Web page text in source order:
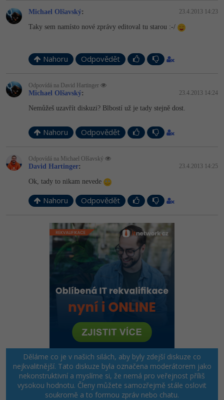
Michael Olšavský: 23.4.2013 14:23
Taky sem namísto nové zprávy editoval tu starou :-/
Nahoru Odpovědět
Odpovídá na David Hartinger
Michael Olšavský: 23.4.2013 14:24
Nemůžeš uzavřít diskuzi? Blbostí už je tady stejně dost.
Nahoru Odpovědět
Odpovídá na Michael Olšavský
David Hartinger: 23.4.2013 14:25
Ok, tady to nikam nevede
Nahoru Odpovědět
Děláme co je v našich silách, aby byly zdejší diskuze co
nejkvalitnější. Tato diskuze byla označena moderátorem jako
nekonstruktivní a myslíme si, že nemá pro veřejnost příliš
vysokou hodnotu. Členy můžete samozřejmě stále oslovit
soukromě a to formou zpráv nebo chatu.